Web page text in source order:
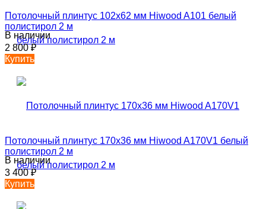
Потолочный плинтус 102х62 мм Hiwood A101 белый
полистирол 2 м
В наличии
2 800₽
Купить
Потолочный плинтус 170х36 мм Hiwood A170V1 белый
полистирол 2 м
В наличии
3 400₽
Купить